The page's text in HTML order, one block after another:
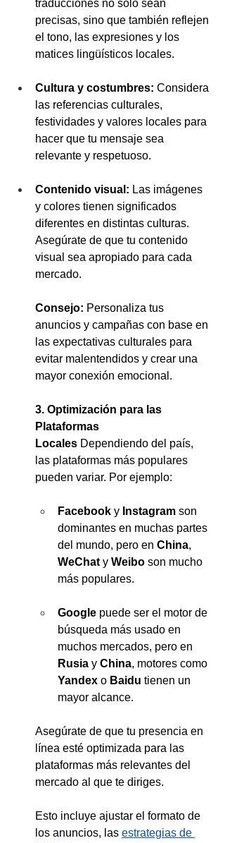
traducciones no solo sean
precisas, sino que también reflejen
el tono, las expresiones y los
matices lingüísticos locales.
Cultura y costumbres: Considera
las referencias culturales,
festividades y valores locales para
hacer que tu mensaje sea
relevante y respetuoso.
Contenido visual: Las imágenes
y colores tienen significados
diferentes en distintas culturas.
Asegúrate de que tu contenido
visual sea apropiado para cada
mercado.
Consejo: Personaliza tus
anuncios y campañas con base en
las expectativas culturales para
evitar malentendidos y crear una
mayor conexión emocional.
3. Optimización para las
Plataformas
Locales Dependiendo del país,
las plataformas más populares
pueden variar. Por ejemplo:
Facebook y Instagram son
dominantes en muchas partes
del mundo, pero en China,
WeChat y Weibo son mucho
más populares.
Google puede ser el motor de
búsqueda más usado en
muchos mercados, pero en
Rusia y China, motores como
Yandex o Baidu tienen un
mayor alcance.
Asegúrate de que tu presencia en
línea esté optimizada para las
plataformas más relevantes del
mercado al que te diriges.
Esto incluye ajustar el formato de
los anuncios, las estrategias de